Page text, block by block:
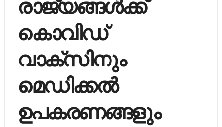
രാജ്യങ്ങള്‍ക്ക്
കൊവിഡ്
വാക്സിനും
മെഡിക്കല്‍
ഉപകരണങ്ങളും